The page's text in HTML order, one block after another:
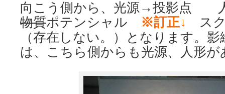
向こう側から、光源→投影
物質ポテンシャル ※訂正↓
ス
（存在しない。）となります。
は、こちら側からも光源、人形